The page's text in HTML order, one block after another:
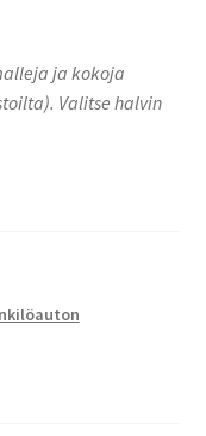
ja kokoja
Valitse halvin